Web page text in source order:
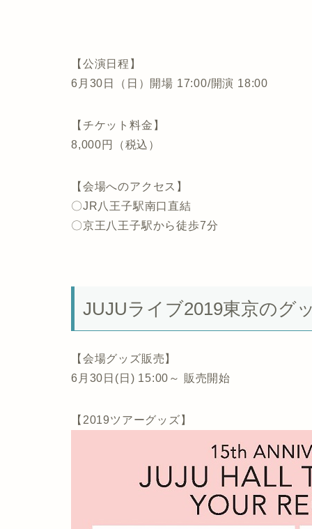
【公演日程】
6月30日（日）開場 17:00/開演 18:00
【チケット料金】
8,000円（税込）
【会場へのアクセス】
〇JR八王子駅南口直結
〇京王八王子駅から徒歩7分
JUJUライブ2019東京のグ
【会場グッズ販売】
6月30日(日) 15:00～ 販売開始
【2019ツアーグッズ】